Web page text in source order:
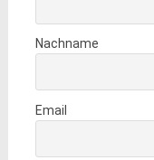
Nachname
Email